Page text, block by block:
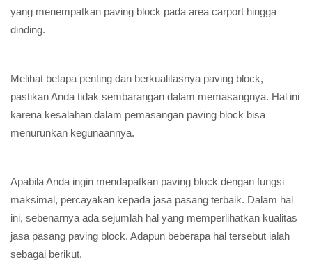
yang menempatkan paving block pada area carport hingga
dinding.
Melihat betapa penting dan berkualitasnya paving block,
pastikan Anda tidak sembarangan dalam memasangnya. Hal ini
karena kesalahan dalam pemasangan paving block bisa
menurunkan kegunaannya.
Apabila Anda ingin mendapatkan paving block dengan fungsi
maksimal, percayakan kepada jasa pasang terbaik. Dalam hal
ini, sebenarnya ada sejumlah hal yang memperlihatkan kualitas
jasa pasang paving block. Adapun beberapa hal tersebut ialah
sebagai berikut.